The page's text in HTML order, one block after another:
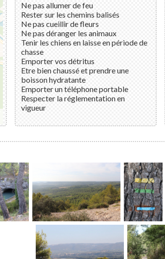
Ne pas allumer de feu
Rester sur les chemins balisés
Ne pas cueillir de fleurs
Ne pas déranger les animaux
Tenir les chiens en laisse en période de
chasse
Emporter vos détritus
Etre bien chaussé et prendre une
boisson hydratante
Emporter un téléphone portable
Respecter la réglementation en
vigueur